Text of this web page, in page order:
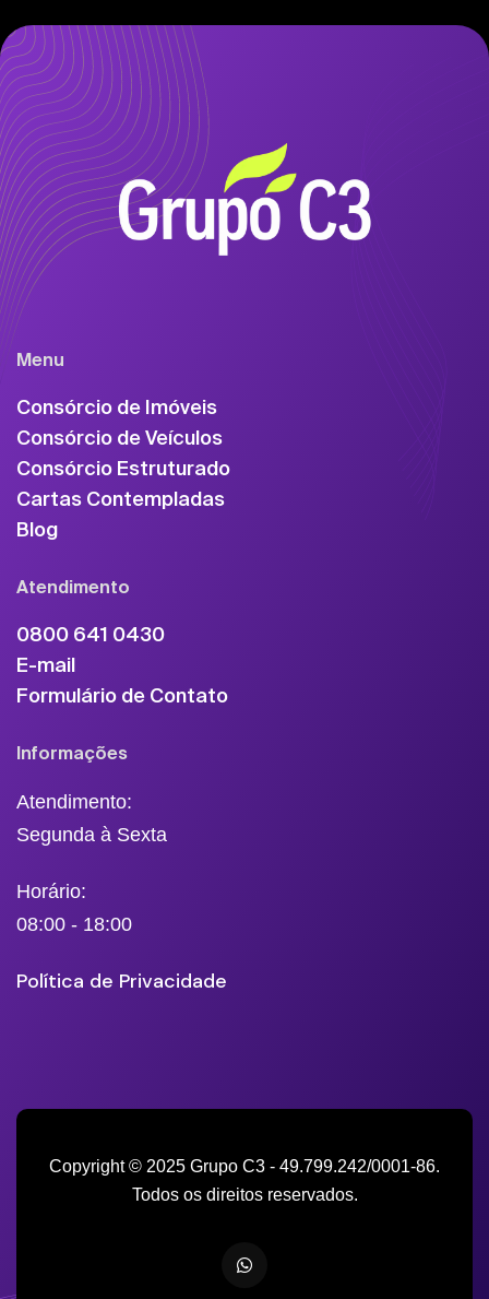
Menu
Consórcio de Imóveis
Consórcio de Veículos
Consórcio Estruturado
Cartas Contempladas
Blog
Atendimento
0800 641 0430
E-mail
Formulário de Contato
Informações
Atendimento:
Segunda à Sexta
Horário:
08:00 - 18:00
Política de Privacidade
Copyright © 2025 Grupo C3 - 49.799.242/0001-86.
Todos os direitos reservados.